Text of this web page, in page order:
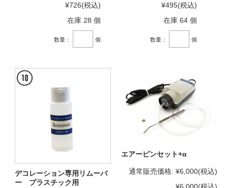
¥726(税込)
在庫 28 個
数量： 個
¥495(税込)
在庫 64 個
数量： 個
デコレーション専用リムーバ
ー プラスチック用
エアーピンセット+α
通常販売価格: ¥6,000(税込)